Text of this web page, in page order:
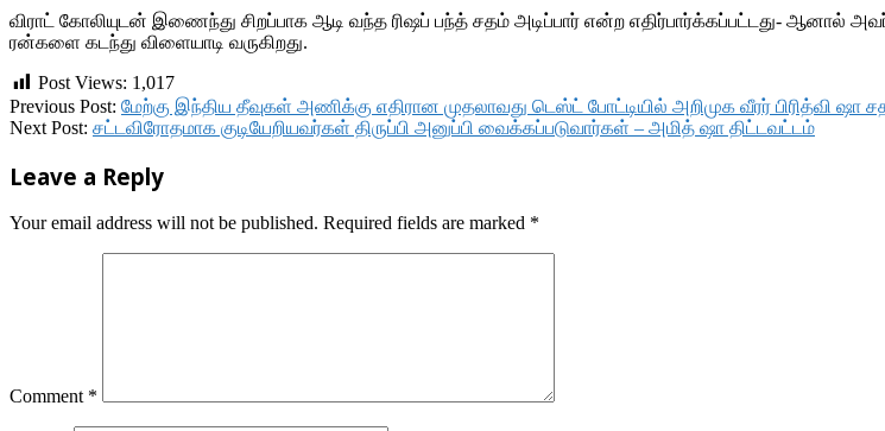
விராட் கோலியுடன் இணைந்து சிறப்பாக ஆடி வந்த ரிஷப் பந்த் சதம் அடிப்பார் என்ற எதிர்பார்க்கப்பட்டது- ஆனால்
ரன்களை கடந்து விளையாடி வருகிறது.
Post Views: 1,017
2018-
10-
Previous Post: மேற்கு இந்திய தீவுகள் அணிக்கு எதிரான முதலாவது டெஸ்ட் போட்டியில் அறிமுக வீரர் பிரித்வி ஷா
Next Post: சட்டவிரோதமாக குடியேறியவர்கள் திருப்பி அனுப்பி வைக்கப்படுவார்கள் – அமித் ஷா திட்டவட்டம்
Leave a Reply
Your email address will not be published. Required fields are marked *
Comment *